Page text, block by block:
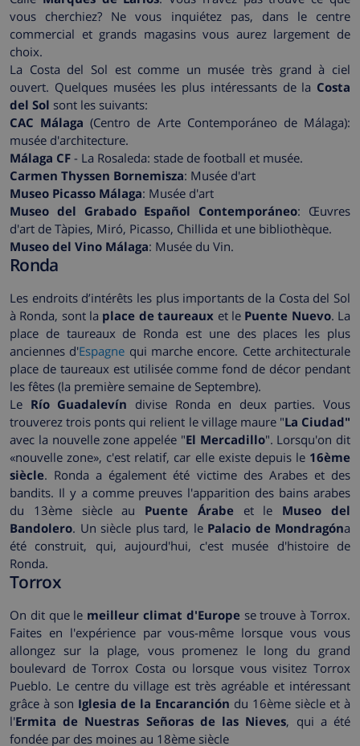
vous cherchiez? Ne vous inquiétez pas, dans le centre
commercial et grands magasins vous aurez largement de
choix.
La Costa del Sol est comme un musée très grand à ciel
ouvert. Quelques musées les plus intéressants de la Costa
del Sol sont les suivants:
CAC Málaga (Centro de Arte Contemporáneo de Málaga):
musée d'architecture.
Málaga CF - La Rosaleda: stade de football et musée.
Carmen Thyssen Bornemisza: Musée d'art
Museo Picasso Málaga: Musée d'art
Museo del Grabado Español Contemporáneo: Œuvres
d'art de Tàpies, Miró, Picasso, Chillida et une bibliothèque.
Museo del Vino Málaga: Musée du Vin.
Ronda
Les endroits d’intérêts les plus importants de la Costa del Sol
à Ronda, sont la place de taureaux et le Puente Nuevo. La
place de taureaux de Ronda est une des places les plus
anciennes d'Espagne qui marche encore. Cette architecturale
place de taureaux est utilisée comme fond de décor pendant
les fêtes (la première semaine de Septembre).
Le Río Guadalevín divise Ronda en deux parties. Vous
trouverez trois ponts qui relient le village maure "La Ciudad"
avec la nouvelle zone appelée "El Mercadillo". Lorsqu'on dit
«nouvelle zone», c'est relatif, car elle existe depuis le 16ème
siècle. Ronda a également été victime des Arabes et des
bandits. Il y a comme preuves l'apparition des bains arabes
du 13ème siècle au Puente Árabeet le Museo del
Bandolero. Un siècle plus tard, le Palacio de Mondragóna
été construit, qui, aujourd'hui, c'est musée d'histoire de
Ronda.
Torrox
On dit que le meilleur climat d'Europese trouve à Torrox.
Faites en l'expérience par vous-même lorsque vous vous
allongez sur la plage, vous promenez le long du grand
boulevard de Torrox Costa ou lorsque vous visitez Torrox
Pueblo. Le centre du village est très agréable et intéressant
grâce à son Iglesia de la Encaranción du 16ème siècle et à
l'Ermita de Nuestras Señoras de las Nieves, qui a été
fondée par des moines au 18ème siècle